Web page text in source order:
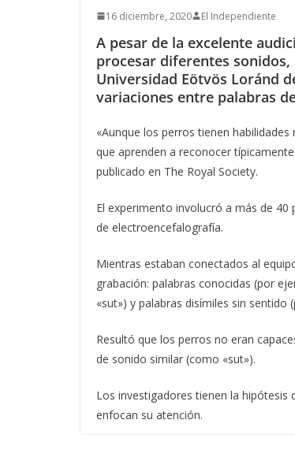
16 diciembre, 2020 El Independiente
A pesar de la excelente
procesar diferentes
Universidad Eötvös Loránd
variaciones entre palabras
«Aunque los perros tienen
que aprenden a reconocer
publicado en The Royal Society.
El experimento involucró a más de
de electroencefalografía.
Mientras estaban conectados al
grabación: palabras conocidas (por
«sut») y palabras disímiles sin sentido
Resultó que los perros no eran
de sonido similar (como «sut»).
Los investigadores tienen la
enfocan su atención.